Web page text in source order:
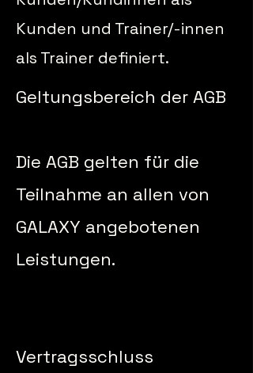
Kunden und Trainer/-innen
als Trainer definiert.
Geltungsbereich der AGB
Die AGB gelten für die
Teilnahme an allen von
GALAXY angebotenen
Leistungen.
Vertragsschluss